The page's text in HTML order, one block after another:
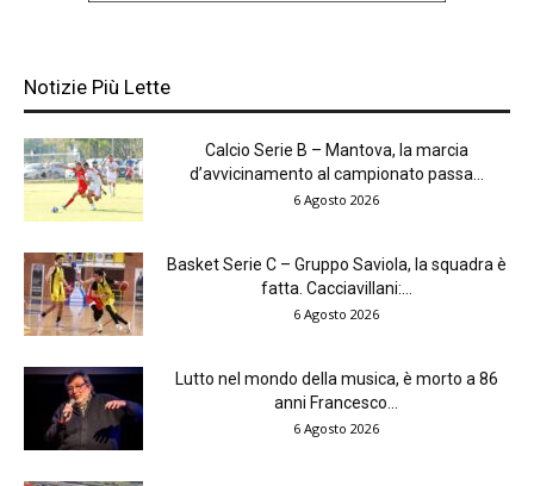
Notizie Più Lette
Calcio Serie B – Mantova, la marcia
d’avvicinamento al campionato passa...
6 Agosto 2026
Basket Serie C – Gruppo Saviola, la squadra è
fatta. Cacciavillani:...
6 Agosto 2026
Lutto nel mondo della musica, è morto a 86
anni Francesco...
6 Agosto 2026